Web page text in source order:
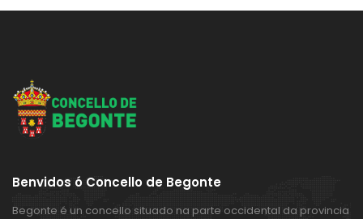
Benvidos ó Concello de Begonte
Begonte é un concello situado na parte occidental da provincia